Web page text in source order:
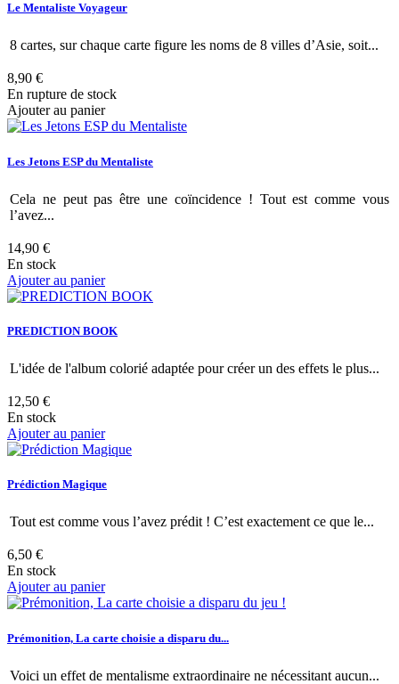
Le Mentaliste Voyageur
8 cartes, sur chaque carte figure les noms de 8 villes d’Asie, soit...
8,90 €
En rupture de stock
Ajouter au panier
Les Jetons ESP du Mentaliste
Cela ne peut pas être une coïncidence ! Tout est comme vous
l’avez...
14,90 €
En stock
Ajouter au panier
PREDICTION BOOK
L'idée de l'album colorié adaptée pour créer un des effets le plus...
12,50 €
En stock
Ajouter au panier
Prédiction Magique
Tout est comme vous l’avez prédit ! C’est exactement ce que le...
6,50 €
En stock
Ajouter au panier
Prémonition, La carte choisie a disparu du...
Voici un effet de mentalisme extraordinaire ne nécessitant aucun...